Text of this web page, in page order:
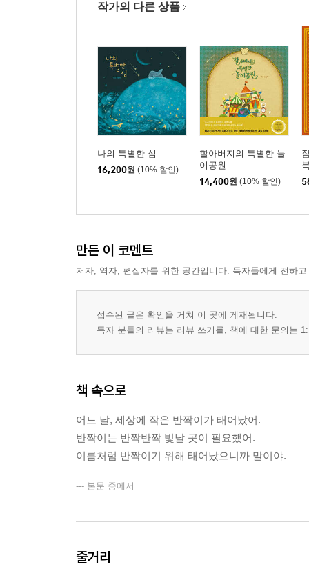
작가의 다른 상품
나의 특별한 섬
16,200원 (10% 할인)
할아버지의 특별한 놀
이공원
14,400원 (10% 할인)
만든 이 코멘트
저자, 역자, 편집자를 위한 공간입니다. 독자들에게 전하
접수된 글은 확인을 거쳐 이 곳에 게재됩니다.
독자 분들의 리뷰는 리뷰 쓰기를, 책에 대한 문의는
책 속으로
어느 날, 세상에 작은 반짝이가 태어났어.
반짝이는 반짝반짝 빛날 곳이 필요했어.
이름처럼 반짝이기 위해 태어났으니까 말이야.
--- 본문 중에서
줄거리